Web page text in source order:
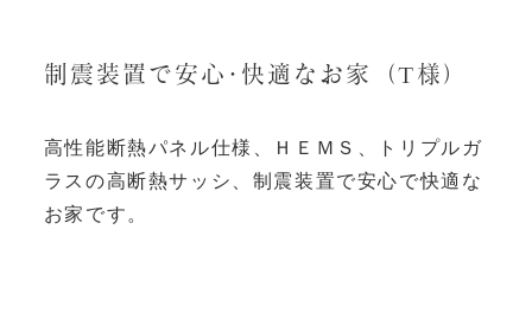
制震装置で安心･快適なお家（T様）
高性能断熱パネル仕様、ＨＥＭＳ、トリプルガ
ラスの高断熱サッシ、制震装置で安心で快適な
お家です。